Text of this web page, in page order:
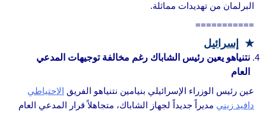
البرلمان من تهديدات مماثلة.
===========
★ إسرائيل
نتنياهو يعين رئيس الشاباك رغم مخالفة توجيهات المدعي
العام
عين رئيس الوزراء الإسرائيلي بنيامين نتنياهو الفريق الاحتياطي
دافيد زيني مديراً جديداً لجهاز الشاباك، متجاهلاً قرار المدعي العام